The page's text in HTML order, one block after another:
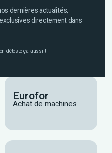
dernières actualités,
directement dans
déteste ça aussi !
Eurofor
Achat de machines